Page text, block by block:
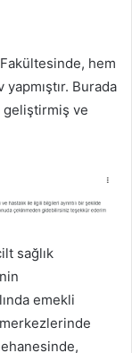
hem
Burada
geliştirmiş ve
sağlık
emekli